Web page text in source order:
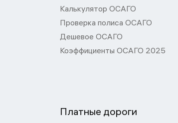
Калькулятор ОСАГО
Проверка полиса ОСАГО
Дешевое ОСАГО
Коэффициенты ОСАГО 2025
Платные дороги